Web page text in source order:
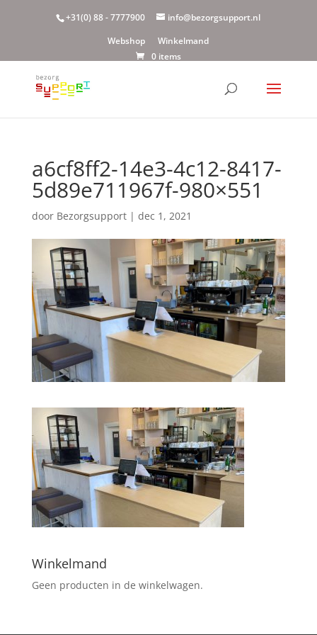
+31(0) 88 - 7777900
info@bezorgsupport.nl
Webshop
Winkelmand
0 items
a6cf8ff2-14e3-4c12-8417-
5d89e711967f-980×551
door Bezorgsupport| dec 1, 2021
Winkelmand
Geen producten in de winkelwagen.